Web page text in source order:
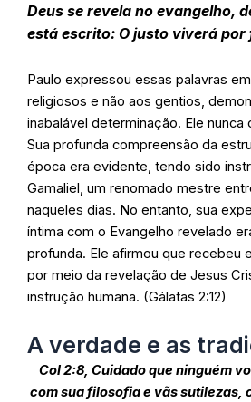
Deus se revela no evangelho,
está escrito: O justo viverá por
Paulo expressou essas palavras
religiosos e não aos gentios,
inabalável determinação. Ele nunca
Sua profunda compreensão da
época era evidente, tendo sido
Gamaliel, um renomado mestre
naqueles dias. No entanto, sua
íntima com o Evangelho revelado
profunda. Ele afirmou que recebeu
por meio da revelação de Jesus
instrução humana. (Gálatas 2:12)
A verdade e as
Col 2:8, Cuidado que ninguém
com sua filosofia e vãs sutilezas,